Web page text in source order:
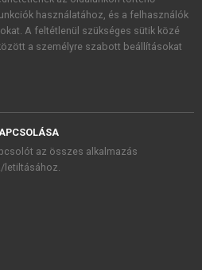
, valamint a szotar.netés a
foglaltakat
használatához, és a felhasználók
A feltétlenül szükséges sütik közé
a személyre szabott beállításokat
az összes alkalmazás
letiltásához.